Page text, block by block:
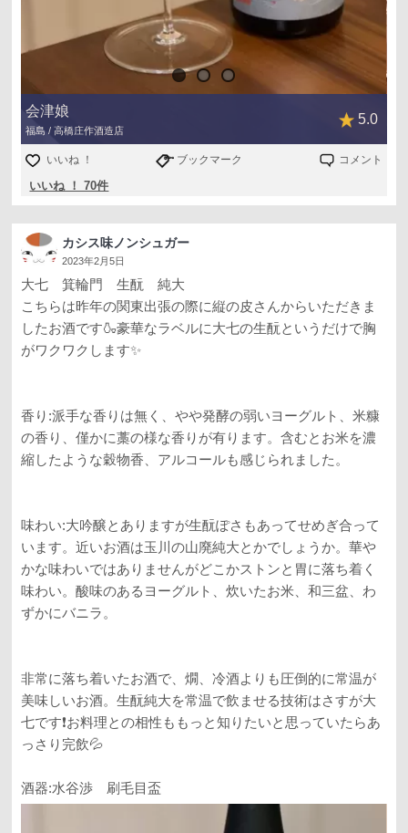
会津娘
福島 / 高橋庄作酒造店
5.0
いいね ！ ブックマーク コメント
いいね ！ 70件
カシス味ノンシュガー
2023年2月5日
大七 箕輪門 生酛 純大
こちらは昨年の関東出張の際に縦の皮さんからいただきま
したお酒です🍶豪華なラベルに大七の生酛というだけで胸
がワクワクします✨
香り:派手な香りは無く、やや発酵の弱いヨーグルト、米糠
の香り、僅かに藁の様な香りが有ります。含むとお米を濃
縮したような穀物香、アルコールも感じられました。
味わい:大吟醸とありますが生酛ぽさもあってせめぎ合って
います。近いお酒は玉川の山廃純大とかでしょうか。華や
かな味わいではありませんがどこかストンと胃に落ち着く
味わい。酸味のあるヨーグルト、炊いたお米、和三盆、わ
ずかにバニラ。
非常に落ち着いたお酒で、燗、冷酒よりも圧倒的に常温が
美味しいお酒。生酛純大を常温で飲ませる技術はさすが大
七です❗️お料理との相性ももっと知りたいと思っていたらあ
っさり完飲💦
酒器:水谷渉 刷毛目盃